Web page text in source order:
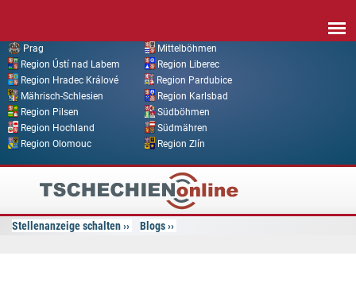
Prag
Mittelböhmen
Region Ústí nad Labem
Region Liberec
Region Hradec Králové
Region Pardubice
Mährisch-Schlesien
Region Karlsbad
Region Pilsen
Südböhmen
Region Hochland
Südmähren
Region Olomouc
Region Zlín
Tschechien
Online
Stellenanzeige schalten Blogs